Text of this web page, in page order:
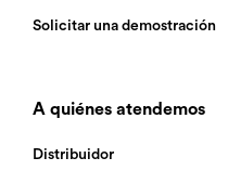
Solicitar una demostración
A quiénes atendemos
Distribuidor